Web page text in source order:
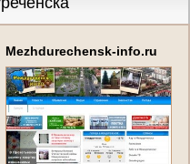
Mezhdurechensk-info.ru